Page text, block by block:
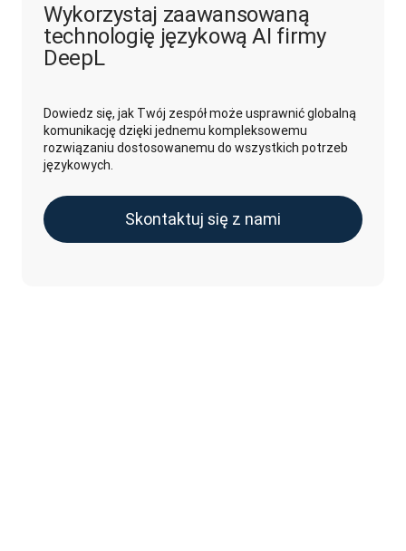
Wykorzystaj zaawansowaną
technologię językową AI firmy
DeepL
Dowiedz się, jak Twój zespół może usprawnić globalną
komunikację dzięki jednemu kompleksowemu
rozwiązaniu dostosowanemu do wszystkich potrzeb
językowych.
Skontaktuj się z nami